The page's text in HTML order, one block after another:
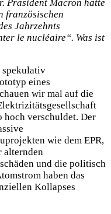
Präsident Macron hatte
französischen
Jahrzehnts
le nucléaire“. Was ist
eines
wir mal auf die
verschuldet. Der
wie dem EPR,
alternden
und die politisch
haben das
Kollapses